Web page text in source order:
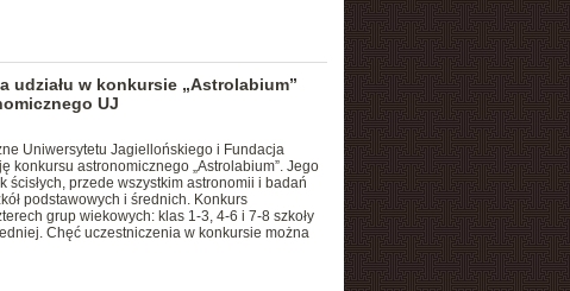
udziału w konkursie „Astrolabium”
UJ
Uniwersytetu Jagiellońskiego i Fundacja
konkursu astronomicznego „Astrolabium”. Jego
ścisłych, przede wszystkim astronomii i badań
podstawowych i średnich. Konkurs
grup wiekowych: klas 1-3, 4-6 i 7-8 szkoły
Chęć uczestniczenia w konkursie można